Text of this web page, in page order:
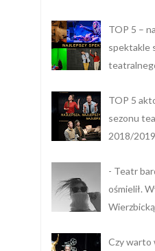
TOP 5 –
spektakle
TOP 5
sezonu
2018/2019
- Teatr
ośmielił.
Wierzbicką
Czy warto